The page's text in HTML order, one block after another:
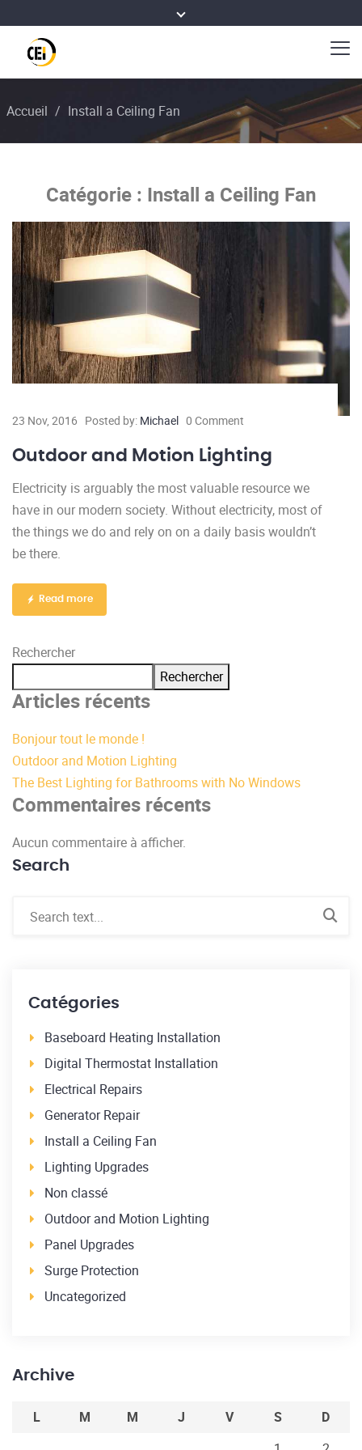
Accueil / Install a Ceiling Fan
Catégorie : Install a Ceiling Fan
23 Nov, 2016 Posted by: Michael 0 Comment
Outdoor and Motion Lighting
Electricity is arguably the most valuable resource we
have in our modern society. Without electricity, most of
the things we do and rely on on a daily basis wouldn’t
be there.
Read more
Rechercher
Rechercher
Articles récents
Bonjour tout le monde !
Outdoor and Motion Lighting
The Best Lighting for Bathrooms with No Windows
Commentaires récents
Aucun commentaire à afficher.
Search
Catégories
Baseboard Heating Installation
Digital Thermostat Installation
Electrical Repairs
Generator Repair
Install a Ceiling Fan
Lighting Upgrades
Non classé
Outdoor and Motion Lighting
Panel Upgrades
Surge Protection
Uncategorized
Archive
L M M J V S
D